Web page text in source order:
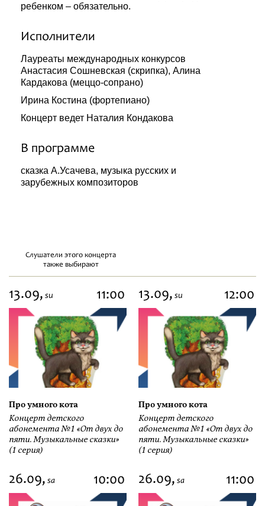
ребенком – обязательно.
Исполнители
Лауреаты международных конкурсов
Анастасия Сошневская (скрипка), Алина
Кардакова (меццо-сопрано)
Ирина Костина (фортепиано)
Концерт ведет Наталия Кондакова
В программе
сказка А.Усачева, музыка русских и
зарубежных композиторов
Слушатели этого концерта
также выбирают
13.09, su 11:00
Про умного кота
Концерт детского
абонемента №1 «От двух до
пяти. Музыкальные сказки»
(1 серия)
13.09, su 12:00
Про умного кота
Концерт детского
абонемента №1 «От двух до
пяти. Музыкальные сказки»
(1 серия)
26.09, sa 10:00 26.09, sa 11:00